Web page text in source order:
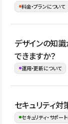
め、移行後にペ
理、セキュリテ
ない段階でも、
お問合せはこちら
料金・プランについて
公開ページ数、
管理の有無など
ージをご覧くださ
デザインの知
できますか？
運用・更新について
はい。CMSやコ
ことで、デザイ
セキュリティ対
セキュリティ・サポー